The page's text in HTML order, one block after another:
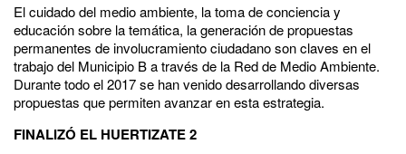
El cuidado del medio ambiente, la toma de conciencia y
educación sobre la temática, la generación de propuestas
permanentes de involucramiento ciudadano son claves en el
trabajo del Municipio B a través de la Red de Medio Ambiente.
Durante todo el 2017 se han venido desarrollando diversas
propuestas que permiten avanzar en esta estrategia.
FINALIZÓ EL HUERTIZATE 2